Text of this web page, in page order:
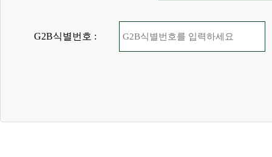
G2B식별번호 :